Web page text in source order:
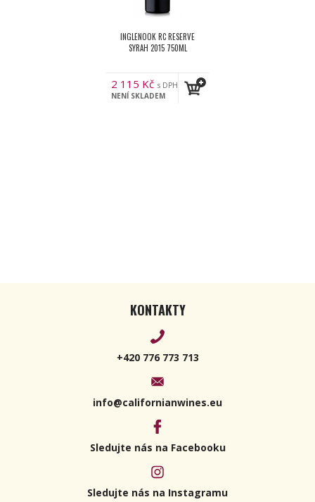
INGLENOOK RC RESERVE
SYRAH 2015 750ML
2 115 Kč s DPH
NENÍ SKLADEM
KONTAKTY
+420 776 773 713
info@californianwines.eu
Sledujte nás na Facebooku
Sledujte nás na Instagramu